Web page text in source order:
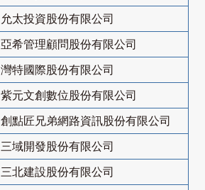
允太投資股份有限公司
亞希管理顧問股份有限公司
灣特國際股份有限公司
紫元文創數位股份有限公司
創點匠兄弟網路資訊股份有限公司
三域開發股份有限公司
三北建設股份有限公司